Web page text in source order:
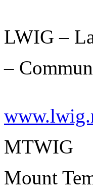
LWIG –
–
MTWIG
Mount